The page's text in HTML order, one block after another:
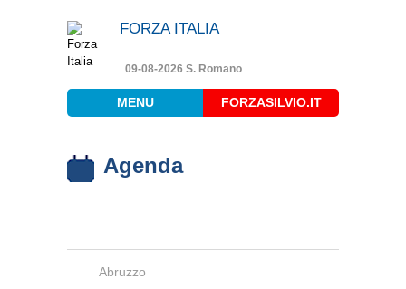
FORZA ITALIA
09-08-2026 S. Romano
MENU FORZASILVIO.IT
Agenda
Abruzzo